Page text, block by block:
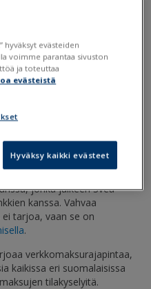
Svea
voi käyttää Svea
jonka jälkeen Svea
kanssa. Vahvaa
tarjoa, vaan se on
.
verkkomaksurajapintaa,
kaikissa eri suomalaisissa
tilakyselyitä.
hyväksyt evästeiden
voimme parantaa sivuston
ja toteuttaa
evästeistä
Hyväksy kaikki evästeet